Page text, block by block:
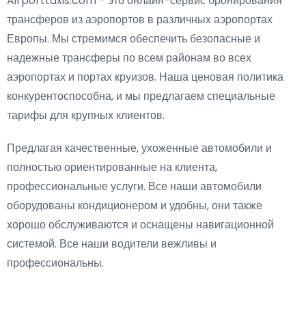
трансферов из аэропортов в различных аэропортах
Европы. Мы стремимся обеспечить безопасные и
надежные трансферы по всем районам во всех
аэропортах и портах круизов. Наша ценовая политика
конкурентоспособна, и мы предлагаем специальные
тарифы для крупных клиентов.
Предлагая качественные, ухоженные автомобили и
полностью ориентированные на клиента,
профессиональные услуги. Все наши автомобили
оборудованы кондиционером и удобны, они также
хорошо обслуживаются и оснащены навигационной
системой. Все наши водители вежливы и
профессиональны.